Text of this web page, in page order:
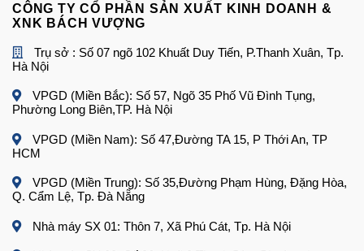
CÔNG TY CỔ PHẦN SẢN XUẤT KINH DOANH &
XNK BÁCH VƯỢNG
Trụ sở : Số 07 ngõ 102 Khuất Duy Tiến, P.Thanh Xuân, Tp.
Hà Nội
VPGD (Miền Bắc): Số 57, Ngõ 35 Phố Vũ Đình Tụng,
Phường Long Biên,TP. Hà Nội
VPGD (Miền Nam): Số 47,Đường TA 15, P Thới An, TP
HCM
VPGD (Miền Trung): Số 35,Đường Phạm Hùng, Đặng Hòa,
Q. Cẩm Lệ, Tp. Đà Nẵng
Nhà máy SX 01: Thôn 7, Xã Phú Cát, Tp. Hà Nội